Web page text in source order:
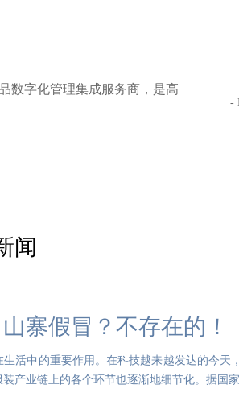
数字化管理集成服务商，是高
-
闻
寨假冒？不存在的！
活中的重要作用。在科技越来越发达的今天
产业链上的各个环节也逐渐地细节化。据国